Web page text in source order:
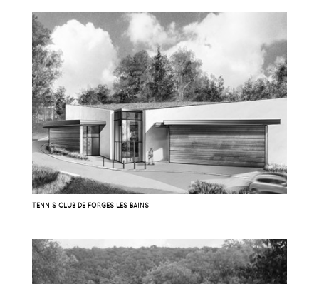
TENNIS CLUB DE FORGES LES BAINS